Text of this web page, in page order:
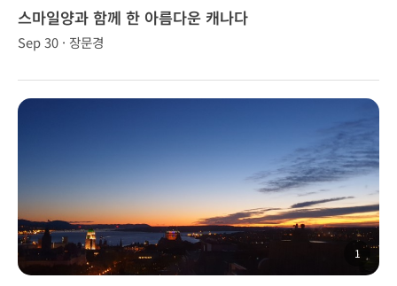
스마일양과 함께 한 아름다운 캐나다
Sep 30 · 장문경
1